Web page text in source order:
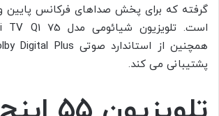
گرفته که برای پخش صداهای فرکانس پایین
پشتیبانی می کند.